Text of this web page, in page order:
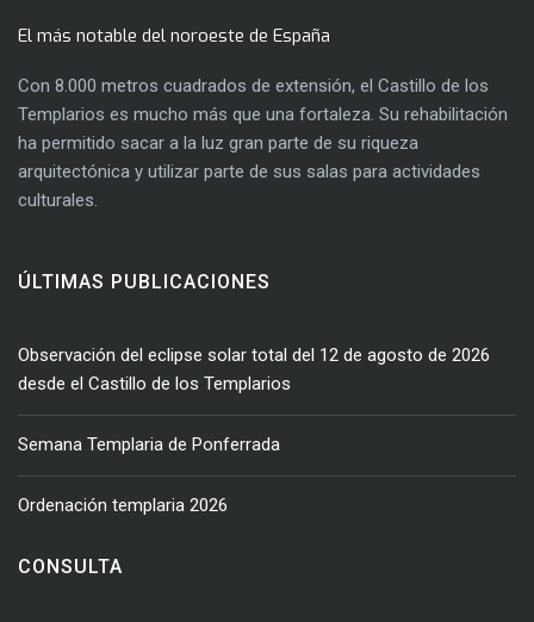
El más notable del noroeste de España
Con 8.000 metros cuadrados de extensión, el Castillo de los
Templarios es mucho más que una fortaleza. Su rehabilitación
ha permitido sacar a la luz gran parte de su riqueza
arquitectónica y utilizar parte de sus salas para actividades
culturales.
ÚLTIMAS PUBLICACIONES
Observación del eclipse solar total del 12 de agosto de 2026
desde el Castillo de los Templarios
Semana Templaria de Ponferrada
Ordenación templaria 2026
CONSULTA